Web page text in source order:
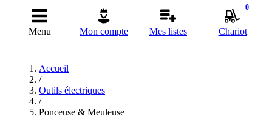
Menu Mon compte Mes listes
0
Chariot
Accueil
/
Outils électriques
/
Ponceuse & Meuleuse